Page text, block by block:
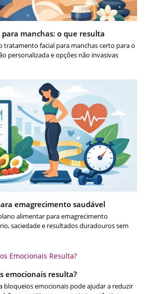
manchas: o que resulta
tratamento facial para manchas certo para o
personalizada e opções não invasivas
emagrecimento saudável
alimentar para emagrecimento
saciedade e resultados duradouros sem
emocionais resulta?
bloqueios emocionais pode ajudar a reduzir